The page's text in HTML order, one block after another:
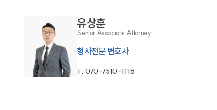
유상훈
Senior Associate Attorney
형사전문 변호사
T. 070-7510-1118